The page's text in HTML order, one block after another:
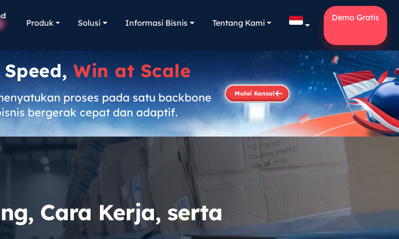
Produk Solusi Informasi Bisnis Tentang Kami
Demo Gratis
Win at Scale
proses pada satu backbone
bergerak cepat dan adaptif.
Mulai Konsul
Cara Kerja, serta